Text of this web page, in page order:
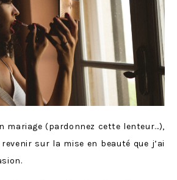
mariage (pardonnez cette lenteur…),
sur la mise en beauté que j’ai